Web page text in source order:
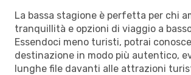
La bassa stagione è perfetta per chi
tranquillità e opzioni di viaggio a
Essendoci meno turisti, potrai
destinazione in modo più autentico,
lunghe file davanti alle attrazioni